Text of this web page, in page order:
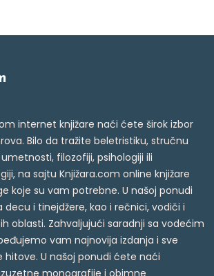
internet knjižare naći ćete širok izbor
Bilo da tražite beletristiku, stručnu
filozofiji, psihologiji ili
na sajtu Knjižara.com online knjižare
koje su vam potrebne. U našoj ponudi
decu i tinejdžere, kao i rečnici, vodiči i
oblasti. Zahvaljujući saradnji sa vodećim
vam najnovija izdanja i sve
hitove. U našoj ponudi ćete naći
monografije i obimne